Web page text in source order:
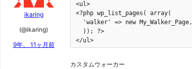
ikaring
(@ikaring)
9年、 11ヶ月前
<ul>
<?php wp_list_pages( array(
  'walker' => new My_Walker_Page,
  )); ?>
</ul>
カスタムウォーカー